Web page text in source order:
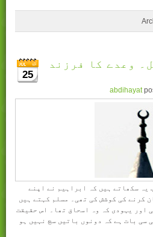
25
وعدے کا فرزند
abdihayat
یہ سکھاتے ہیں کہ ابراہیم نے اپنے
کرنے کی کوشش کی تھی۔ مسلم کہتے ہیں
اور یہودی کہ وہ اسحاق تھا۔ اس حقیقت
سی بات ہے کہ دونوں باتیں سچ نہیں ہو